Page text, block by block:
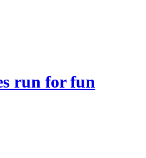
run for fun